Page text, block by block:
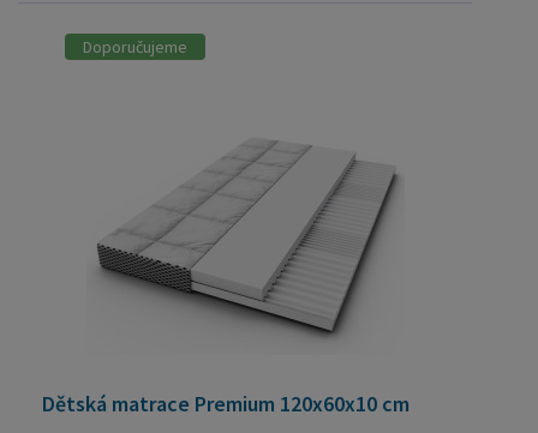
Doporučujeme
Dětská matrace Premium 120x60x10 cm